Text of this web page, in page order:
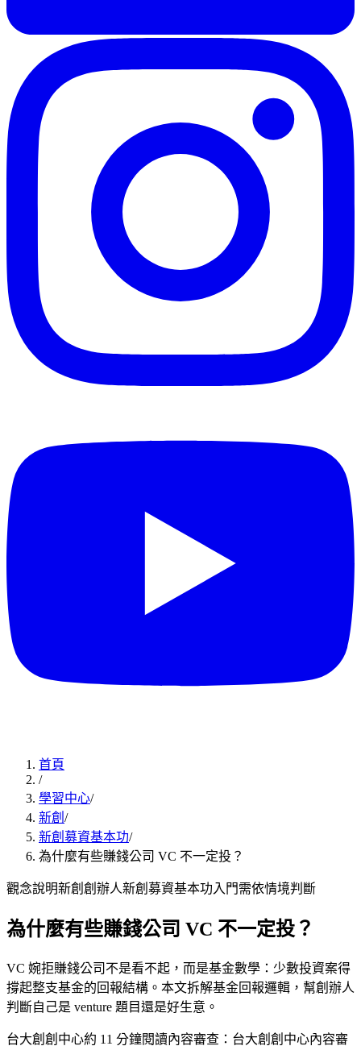
首頁
/
學習中心/
新創 /
新創募資基本功/
為什麼有些賺錢公司 VC 不一定投？
觀念說明新創創辦人新創募資基本功 入門需依情境判斷
為什麼有些賺錢公司 VC 不一定投？
VC 婉拒賺錢公司不是看不起，而是基金數學：少數投資案得
撐起整支基金的回報結構。本文拆解基金回報邏輯，幫創辦人
判斷自己是 venture 題目還是好生意。
台大創創中心約 11 分鐘閱讀內容審查： 台大創創中心內容審